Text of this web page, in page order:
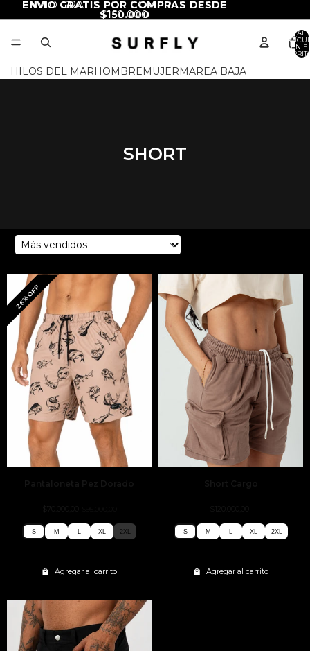
ENVIO GRATIS POR COMPRAS DESDE
$150.000
ENVIO GRATIS POR COMPRAS DESDE
$150.000
TOTAL
EN
HILOS DEL MARHOMBREMUJERMAREA BAJA
SHORT
26% OFF
$95.000,00
S
S M
M L XL
XL 2XL
2XL
Agregar al carrito
S
S M
M L XL
XL 2XL
2XL
Agregar al carrito